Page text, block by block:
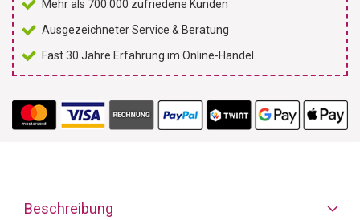
Mehr als 700.000 zufriedene Kunden
Ausgezeichneter Service & Beratung
Fast 30 Jahre Erfahrung im Online-Handel
Beschreibung